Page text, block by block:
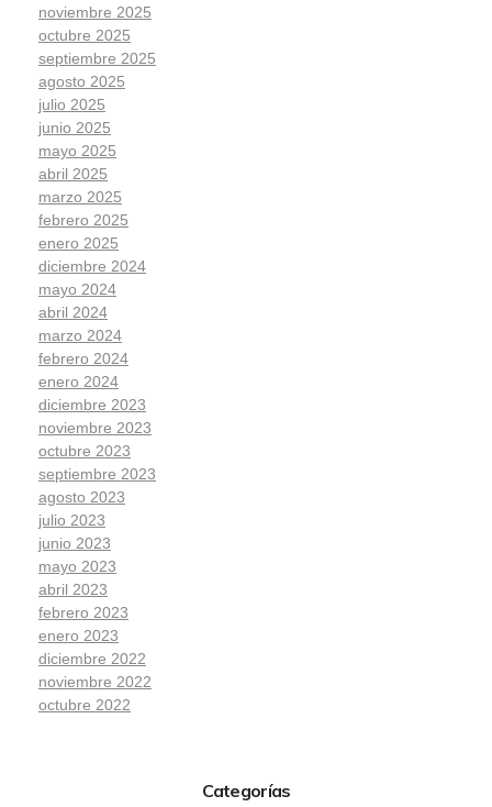
noviembre 2025
octubre 2025
septiembre 2025
agosto 2025
julio 2025
junio 2025
mayo 2025
abril 2025
marzo 2025
febrero 2025
enero 2025
diciembre 2024
mayo 2024
abril 2024
marzo 2024
febrero 2024
enero 2024
diciembre 2023
noviembre 2023
octubre 2023
septiembre 2023
agosto 2023
julio 2023
junio 2023
mayo 2023
abril 2023
febrero 2023
enero 2023
diciembre 2022
noviembre 2022
octubre 2022
Categorías